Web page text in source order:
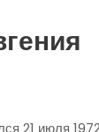
21 июля